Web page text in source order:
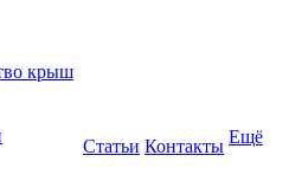
крыш
Статьи Контакты Ещё